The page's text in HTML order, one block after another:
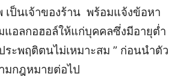
ป็นเจ้าของร้าน พร้อมแจ้งข้อหา
แอลกอฮอล์ให้แก่บุคคลซึ่งมีอายุต่ำ
ระพฤติตนไม่เหมาะสม ” ก่อนนำตัว
มกฎหมายต่อไป